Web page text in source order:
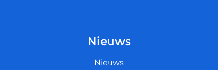
Nieuws
Nieuws